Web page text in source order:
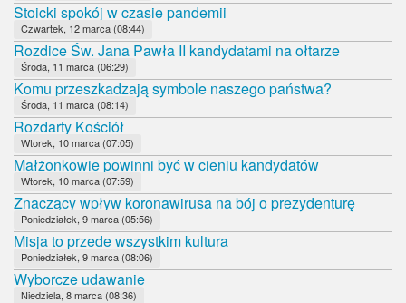
Stoicki spokój w czasie pandemii
Czwartek, 12 marca (08:44)
Rozdice Św. Jana Pawła II kandydatami na ołtarze
Środa, 11 marca (06:29)
Komu przeszkadzają symbole naszego państwa?
Środa, 11 marca (08:14)
Rozdarty Kościół
Wtorek, 10 marca (07:05)
Małżonkowie powinni być w cieniu kandydatów
Wtorek, 10 marca (07:59)
Znaczący wpływ koronawirusa na bój o prezydenturę
Poniedziałek, 9 marca (05:56)
Misja to przede wszystkim kultura
Poniedziałek, 9 marca (08:06)
Wyborcze udawanie
Niedziela, 8 marca (08:36)